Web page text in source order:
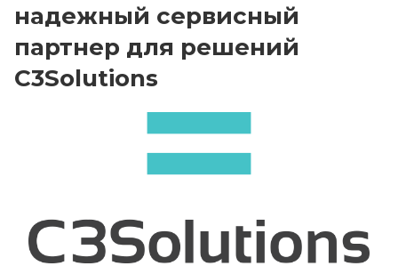
надежный сервисный
партнер для решений
C3Solutions